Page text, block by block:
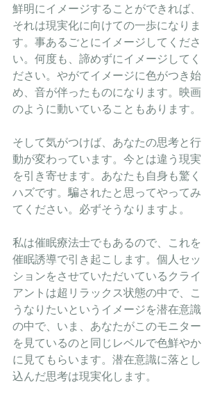
鮮明にイメージすることができれば、
それは現実化に向けての一歩になりま
す。事あるごとにイメージしてくださ
い。何度も、諦めずにイメージしてく
ださい。やがてイメージに色がつき始
め、音が伴ったものになります。映画
のように動いていることもあります。
そして気がつけば、あなたの思考と行
動が変わっています。今とは違う現実
を引き寄せます。あなたも自身も驚く
ハズです。騙されたと思ってやってみ
てください。必ずそうなりますよ。
私は催眠療法士でもあるので、これを
催眠誘導で引き起こします。個人セッ
ションをさせていただいているクライ
アントは超リラックス状態の中で、こ
うなりたいというイメージを潜在意識
の中で、いま、あなたがこのモニター
を見ているのと同じレベルで色鮮やか
に見てもらいます。潜在意識に落とし
込んだ思考は現実化します。